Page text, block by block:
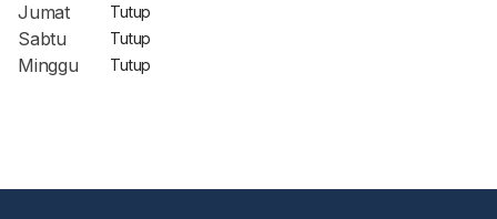
Jumat Tutup
Sabtu Tutup
Minggu Tutup